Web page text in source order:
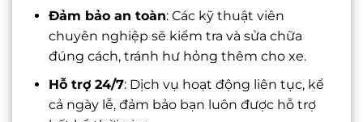
Đảm bảo an toàn: Các kỹ thuật viên
chuyên nghiệp sẽ kiểm tra và sửa chữa
đúng cách, tránh hư hỏng thêm cho xe.
Hỗ trợ 24/7: Dịch vụ hoạt động liên tục, kể
cả ngày lễ, đảm bảo bạn luôn được hỗ trợ